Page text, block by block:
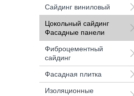
Сайдинг виниловый
Цокольный сайдинг
Фасадные панели
Фиброцементный
сайдинг
Фасадная плитка
Изоляционные